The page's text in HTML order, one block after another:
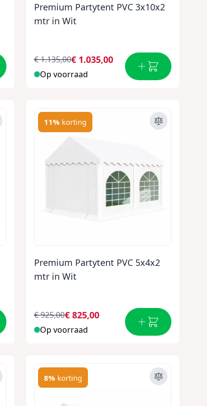
Premium Partytent PVC 3x10x2
mtr in Wit
€ 1.035,00
€ 1.135,00
Op voorraad
11% korting
Premium Partytent PVC 5x4x2
mtr in Wit
€ 825,00
€ 925,00
Op voorraad
8% korting